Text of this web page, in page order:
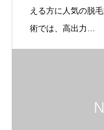
える方に人気の脱
術では、高出力…